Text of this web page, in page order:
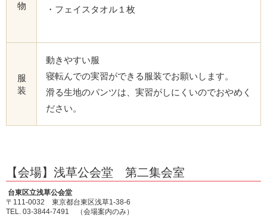
物
・フェイスタオル１枚
服
装
動きやすい服
寝転んでの実習ができる服装でお願いします。
滑る生地のパンツは、実習がしにくいのでおやめく
ださい。
【会場】浅草公会堂 第二集会室
台東区立浅草公会堂
〒111-0032 東京都台東区浅草1-38-6
TEL. 03-3844-7491 （会場案内のみ）